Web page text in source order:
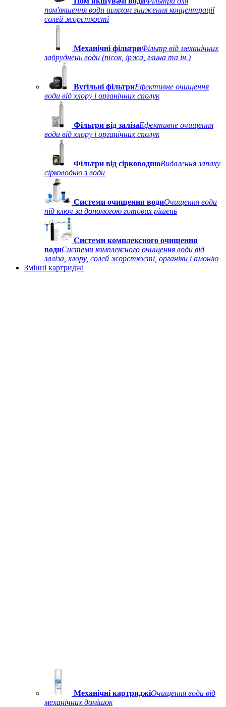
пом'якшення води шляхом зниження концентрації
солей жорсткості
Механічні фільтриФільтр від механічних
забруднень води (пісок, іржа, глина та ін.)
Вугільні фільтриЕфективне очищення
води від хлору і органічних сполук
Фільтри від залізаЕфективне очищення
води від хлору і органічних сполук
Фільтри від сірководнюВидалення запаху
сірководню з води
Системи очищення водиОчищення води
під ключ за допомогою готових рішень
Системи комплексного очищення
водиСистеми комплексного очищення води від
заліза, хлору, солей жорсткості, органіки і амонію
Змінні картриджі
Механічні картриджіОчищення води від
механічних домішок